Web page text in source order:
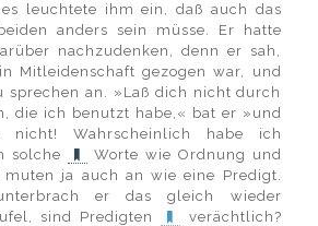
leuchtete ihm ein, daß auch das
anders sein müsse. Er hatte
nachzudenken, denn er sah,
Mitleidenschaft gezogen war, und
sprechen an. »Laß dich nicht durch
die ich benutzt habe,« bat er »und
Wahrscheinlich habe ich
solche
Worte wie Ordnung und
ja auch an wie eine Predigt.
er das gleich wieder
sind Predigten
verächtlich?